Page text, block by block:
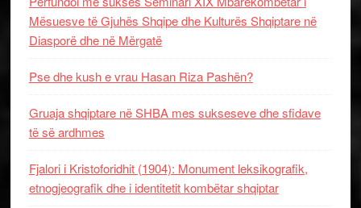
Mësuesve të Gjuhës Shqipe dhe Kulturës Shqiptare në
Diasporë dhe në Mërgatë
Pse dhe kush e vrau Hasan Riza Pashën?
Gruaja shqiptare në SHBA mes sukseseve dhe sfidave
të së ardhmes
Fjalori i Kristoforidhit (1904): Monument leksikografik,
etnogjeografik dhe i identitetit kombëtar shqiptar